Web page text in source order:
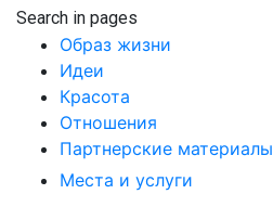
Search in pages
Образ жизни
Идеи
Красота
Отношения
Партнерские материалы
Места и услуги